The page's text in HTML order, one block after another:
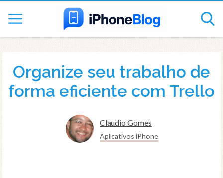
Organize seu trabalho de
forma eficiente com Trello
Claudio Gomes
Aplicativos iPhone